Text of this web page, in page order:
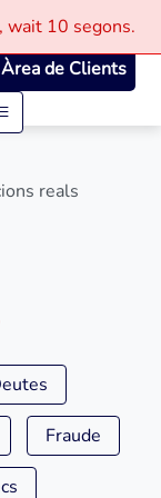
wait 10 segons.
Àrea de Clients
reals
Fraude